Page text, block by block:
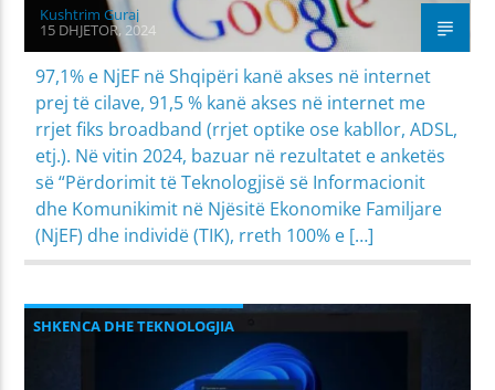
Kushtrim Guraj
15 DHJETOR, 2024
97,1% e NjEF në Shqipëri kanë akses në internet
prej të cilave, 91,5 % kanë akses në internet me
rrjet fiks broadband (rrjet optike ose kabllor, ADSL,
etj.). Në vitin 2024, bazuar në rezultatet e anketës
së “Përdorimit të Teknologjisë së Informacionit
dhe Komunikimit në Njësitë Ekonomike Familjare
(NjEF) dhe individë (TIK), rreth 100% e […]
SHKENCA DHE TEKNOLOGJIA